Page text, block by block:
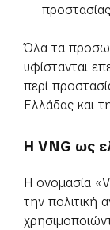
Όλα τα
υφίστανται
περί
Ελλάδας και
H VNG ως
Η ονομασία
την πολιτική